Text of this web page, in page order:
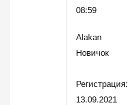
08:59
Alakan
Новичок
Регистрация:
13.09.2021